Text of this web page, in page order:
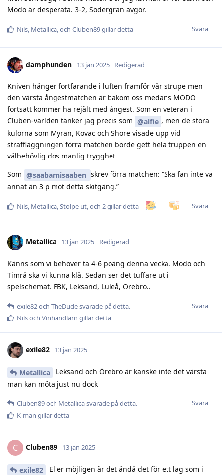
Modo är desperata. 3-2, Södergran avgör.
Svara
Nils, Metallica, och Cluben89gillar detta
damphunden 13 jan 2025 Redigerad
Kniven hänger fortfarande i luften framför vår strupe men
den värsta ångestmatchen är bakom oss medans MODO
fortsatt kommer ha rejält med ångest. Som en veteran i
Cluben-världen tänker jag precis som @alfie , men de stora
kulorna som Myran, Kovac och Shore visade upp vid
straffläggningen förra matchen borde gett hela truppen en
välbehövlig dos manlig trygghet.
Som @saabarnisaaben skrev förra matchen: “Ska fan inte va
annat än 3 p mot detta skitgäng.”
Svara
Nils, Metallica,Stolpe ut, och 2gillar detta
Metallica 13 jan 2025 Redigerad
Känns som vi behöver ta 4-6 poäng denna vecka. Modo och
Timrå ska vi kunna klå. Sedan ser det tuffare ut i
spelschemat. FBK, Leksand, Luleå, Örebro..
Svara
exile82och TheDudesvarade på detta.
Nilsoch Vinhandlarn gillar detta
exile82 13 jan 2025
Metallica
Leksand och Örebro är kanske inte det värsta
man kan möta just nu dock
Svara
Cluben89och Metallicasvarade på detta.
K-man gillar detta
C Cluben89 13 jan 2025
exile82
Eller möjligen är det ändå det för ett lag som i